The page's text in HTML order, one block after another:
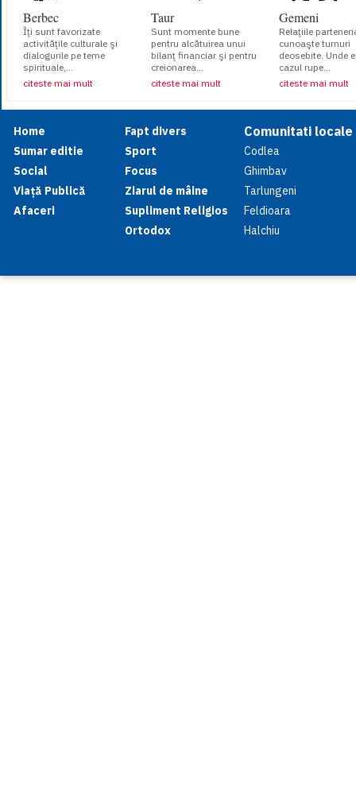
Berbec
Îţi sunt favorizate
activităţile culturale şi
dialogurile pe teme
spirituale,...
citeste mai mult
Taur
Sunt momente bune
pentru alcătuirea unui
bilanţ financiar şi pentru
creionarea...
citeste mai mult
Gemeni
Relaţiile
cunoaşte turnuri
deosebite. Unde
cazul rupe...
citeste mai mult
Home
Sumar editie
Social
Viață Publică
Afaceri
Fapt divers
Sport
Focus
Ziarul de mâine
Supliment Religios
Ortodox
Comunitati locale
Codlea
Ghimbav
Tarlungeni
Feldioara
Halchiu